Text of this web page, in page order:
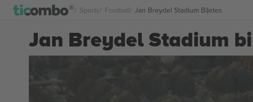
Sports Football Jan Breydel Stadium Biļetes
Jan Breydel Stadium